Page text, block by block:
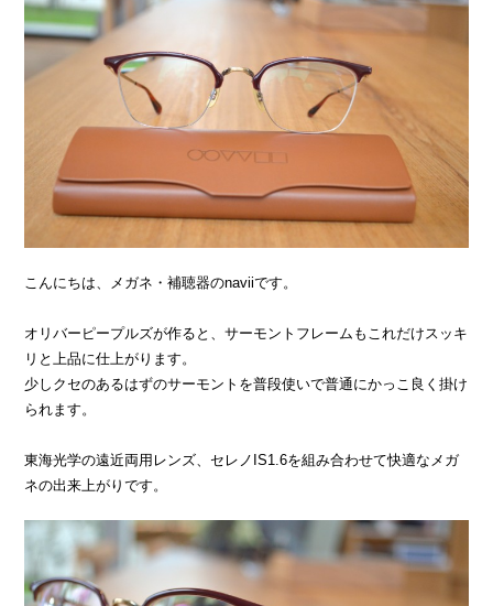
こんにちは、メガネ・補聴器のnaviiです。
オリバーピープルズが作ると、サーモントフレームもこれだけスッキ
リと上品に仕上がります。
少しクセのあるはずのサーモントを普段使いで普通にかっこ良く掛け
られます。
東海光学の遠近両用レンズ、セレノIS1.6を組み合わせて快適なメガ
ネの出来上がりです。